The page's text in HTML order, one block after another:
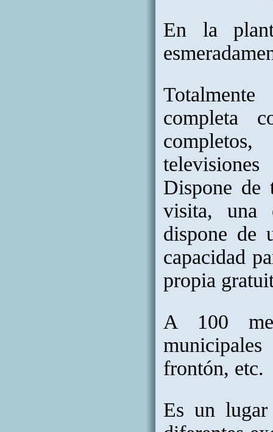
En la
Totalmente
completa
Dispone de
visita, una
dispone de
capacidad
propia
A 100
frontón, etc.
Es un